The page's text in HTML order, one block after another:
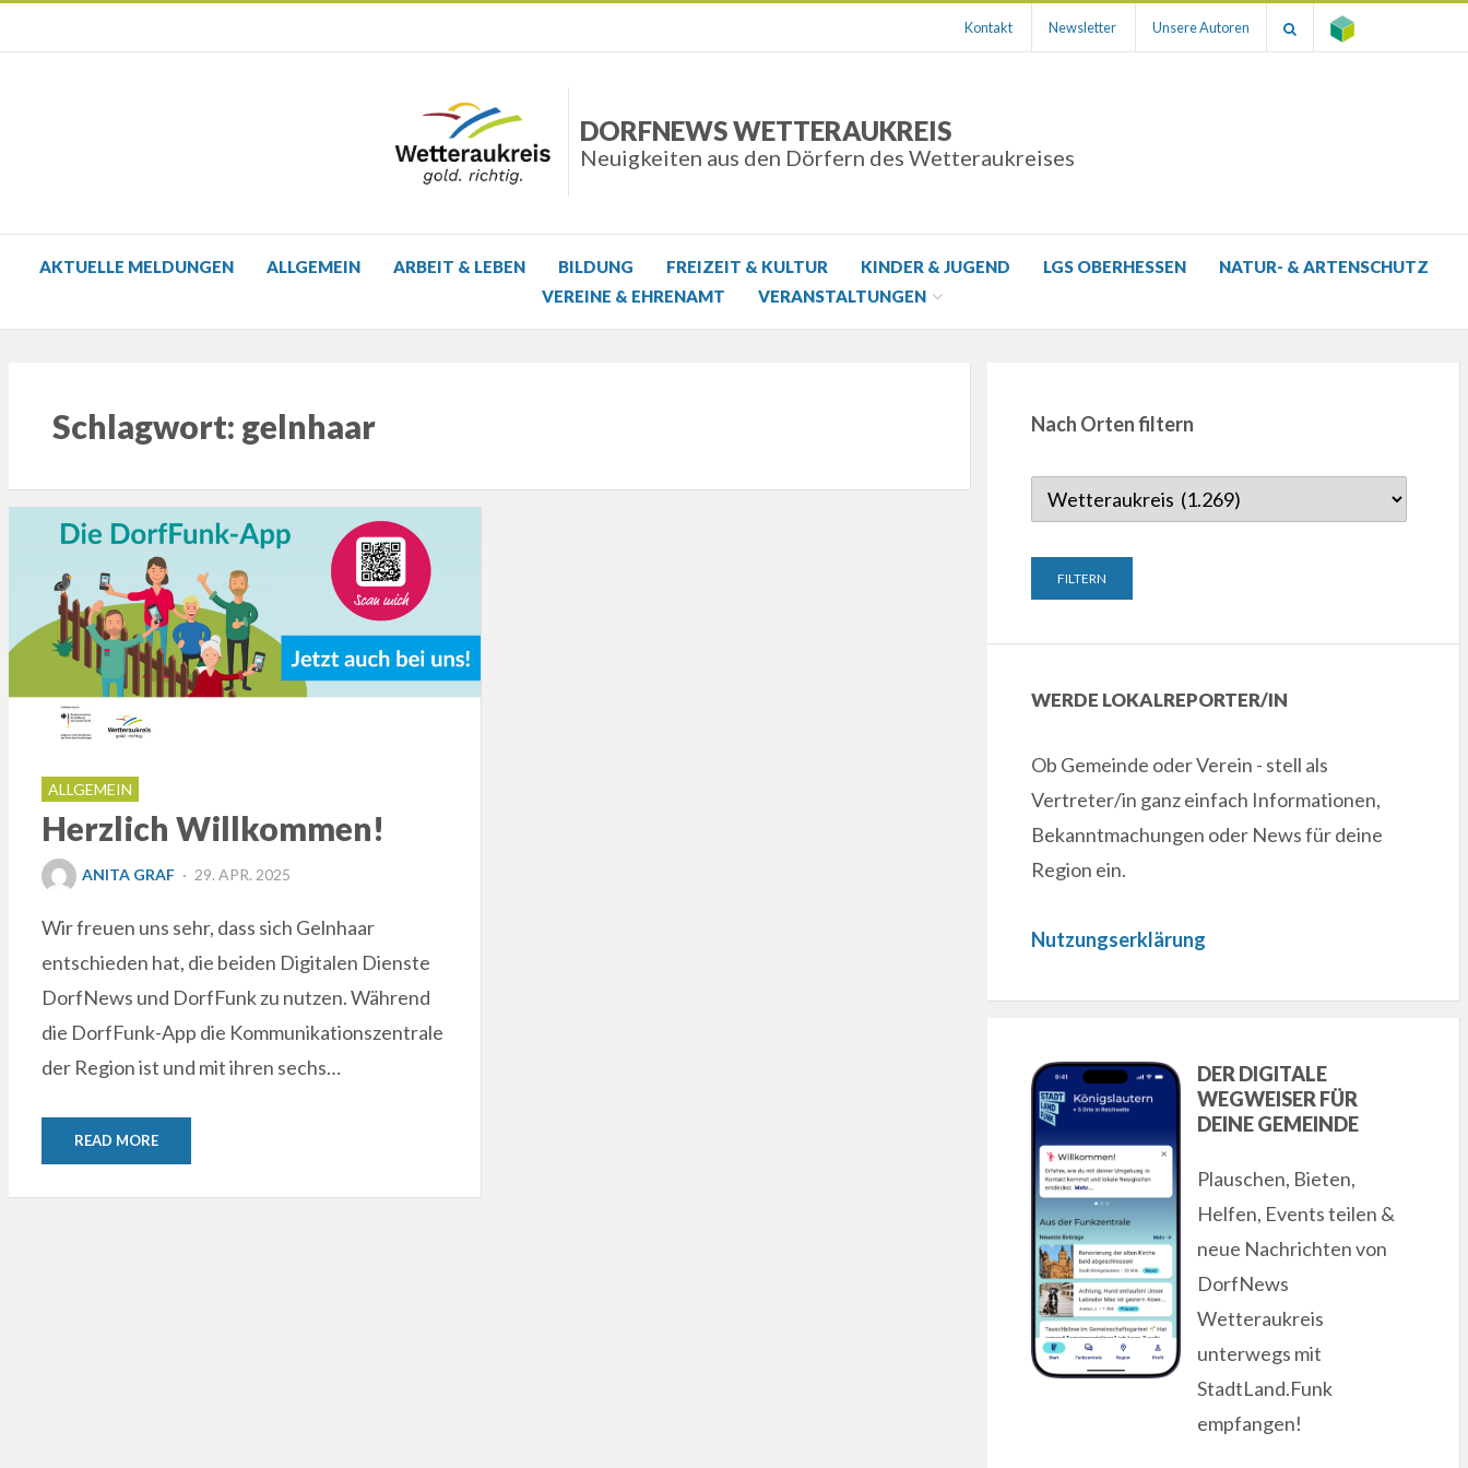
Kontakt Newsletter Unsere Autoren
DORFNEWS WETTERAUKREIS
Neuigkeiten aus den Dörfern des Wetteraukreises
AKTUELLE MELDUNGEN ALLGEMEIN ARBEIT & LEBEN BILDUNG FREIZEIT & KULTUR KINDER & JUGEND LGS OBERHESSEN
NATUR- & ARTENSCHUTZ
VEREINE & EHRENAMT
VERANSTALTUNGEN
Schlagwort: gelnhaar
ALLGEMEIN
Herzlich Willkommen!
ANITA GRAF
POSTED
29. APR. 2025
Wir freuen uns sehr, dass sich Gelnhaar
entschieden hat, die beiden Digitalen Dienste
DorfNews und DorfFunk zu nutzen. Während
die DorfFunk-App die Kommunikationszentrale
der Region ist und mit ihren sechs…
READ MORE
Nach Orten filtern
WERDE LOKALREPORTER/IN
Ob Gemeinde oder Verein - stell als
Vertreter/in ganz einfach Informationen,
Bekanntmachungen oder News für deine
Region ein.
Nutzungserklärung
DER DIGITALE
WEGWEISER FÜR
DEINE GEMEINDE
Plauschen, Bieten,
Helfen, Events teilen &
neue Nachrichten von
DorfNews
Wetteraukreis
unterwegs mit
StadtLand.Funk
empfangen!